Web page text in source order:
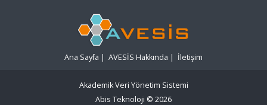
Ana Sayfa | AVESİS Hakkında | İletişim
Akademik Veri Yönetim Sistemi
Abis Teknoloji © 2026